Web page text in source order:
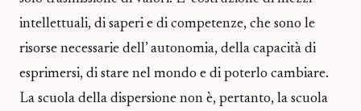
intellettuali, di saperi e di competenze, che sono le
risorse necessarie dell’ autonomia, della capacità di
esprimersi, di stare nel mondo e di poterlo cambiare.
La scuola della dispersione non è, pertanto, la scuola